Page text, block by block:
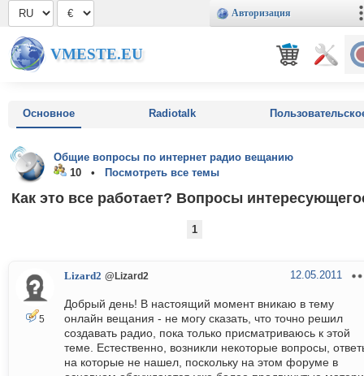
Авторизация
VMESTE.EU
Основное Radiotalk
Общие вопросы по интернет радио вещанию
10 •
Посмотреть все темы
Как это все работает? Вопросы
1
5
Lizard2 @Lizard2 12.05.2011
Добрый день! В настоящий момент вникаю в тему
онлайн вещания - не могу сказать, что точно решил
создавать радио, пока только присматриваюсь к этой
теме. Естественно, возникли некоторые вопросы,
на которые не нашел, поскольку на этом форуме в